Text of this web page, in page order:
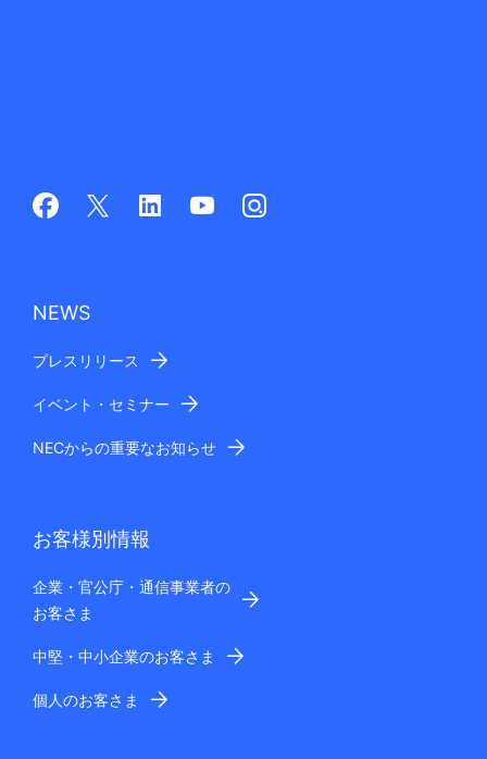
NEWS
プレスリリース
イベント・セミナー
NECからの重要なお知らせ
お客様別情報
企業・官公庁・通信事業者の
お客さま
中堅・中小企業のお客さま
個人のお客さま